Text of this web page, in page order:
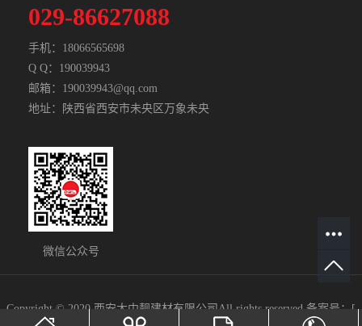
029-86627088
手机：18066565698
Q Q：190039943
邮箱：190039943@qq.com
地址：陕西省西安市未央区万象未央
微信公众号
Copyright © 2020 西安大中靓建材有限公司All rights reserved 备案号：[